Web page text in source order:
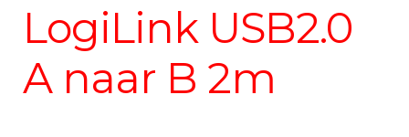
LogiLink USB2.0
A naar B 2m